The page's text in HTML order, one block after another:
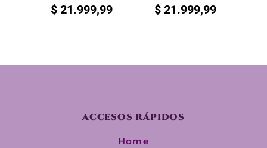
$ 21.999,99 $ 21.999,99
ACCESOS RÁPIDOS
Home